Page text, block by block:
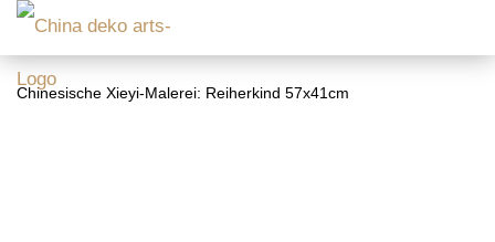
Chinesische Xieyi-Malerei: Reiherkind 57x41cm